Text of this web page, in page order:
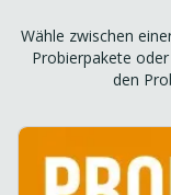
Wähle zwischen
Probierpakete
den